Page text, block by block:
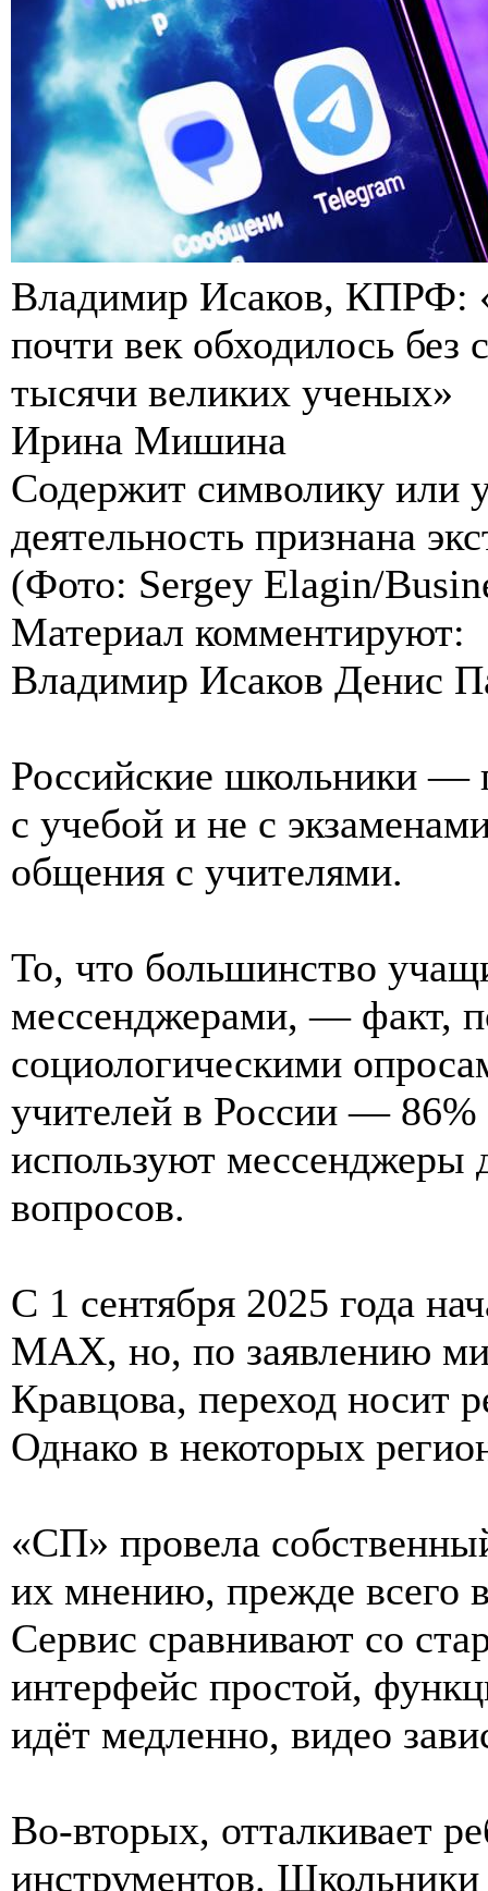
Владимир Исаков, КПРФ:
почти век обходилось
тысячи великих ученых»
Ирина Мишина
Содержит символику или
деятельность признана
(Фото: Sergey Elagin/
Материал комментируют:
Владимир Исаков Денис
Российские школьники —
с учебой и не с
общения с учителями.
То, что большинство
мессенджерами, — факт,
социологическими
учителей в России —
используют мессенджеры
вопросов.
С 1 сентября 2025 года
МАХ, но, по заявлению
Кравцова, переход носит
Однако в некоторых
«СП» провела
их мнению, прежде всего
Сервис сравнивают со
интерфейс простой,
идёт медленно, видео
Во-вторых, отталкивает
инструментов.